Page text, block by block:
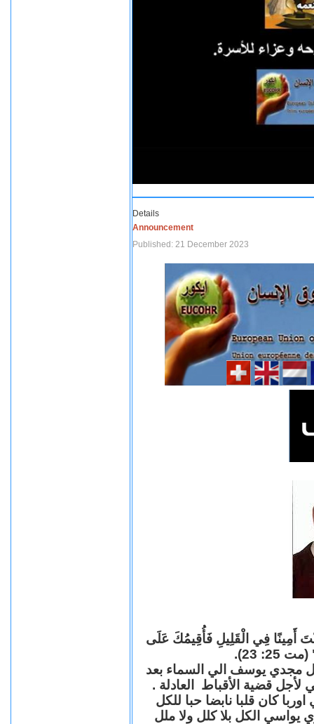
Details
Announcement
Published: 21 December 2023
أَمِينًا فِي الْقَلِيلِ فَأُقِيمُكَ عَلَى
23).
مجدي يوسف الي السماء بعد
قضية الأقباط العادلة .
كان قلبا نابضا حبا للكل
يواسي الكل بلا كلل ولا ملل